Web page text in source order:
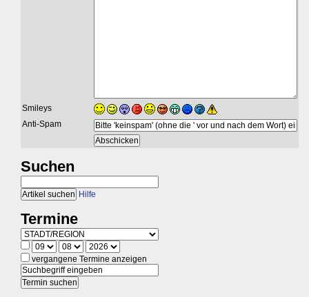
Smileys
Anti-Spam
Suchen
Hilfe
Termine
vergangene Termine anzeigen